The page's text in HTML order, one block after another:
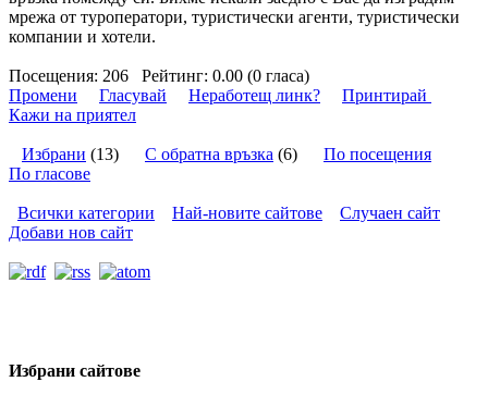
мрежа от туроператори, туристически агенти, туристически
компании и хотели.
Посещения: 206 Рейтинг: 0.00 (0 гласа)
Промени
Гласувай Неработещ линк?
Принтирай
Кажи на приятел
Избрани (13) С обратна връзка (6) По посещения
По гласове
Всички категории Най-новите сайтове
Случаен сайт
Добави нов сайт
Избрани сайтове